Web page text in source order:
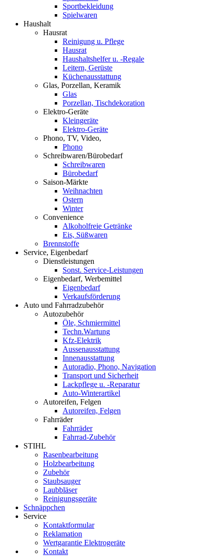
Sportbekleidung
Spielwaren
Haushalt
Hausrat
Reinigung u. Pflege
Hausrat
Haushaltshelfer u. -Regale
Leitern, Gerüste
Küchenausstattung
Glas, Porzellan, Keramik
Glas
Porzellan, Tischdekoration
Elektro-Geräte
Kleingeräte
Elektro-Geräte
Phono, TV, Video,
Phono
Schreibwaren/Bürobedarf
Schreibwaren
Bürobedarf
Saison-Märkte
Weihnachten
Ostern
Winter
Convenience
Alkoholfreie Getränke
Eis, Süßwaren
Brennstoffe
Service, Eigenbedarf
Dienstleistungen
Sonst. Service-Leistungen
Eigenbedarf, Werbemittel
Eigenbedarf
Verkaufsförderung
Auto und Fahrradzubehör
Autozubehör
Öle, Schmiermittel
Techn.Wartung
Kfz-Elektrik
Aussenausstattung
Innenausstattung
Autoradio, Phono, Navigation
Transport und Sicherheit
Lackpflege u. -Reparatur
Auto-Winterartikel
Autoreifen, Felgen
Autoreifen, Felgen
Fahrräder
Fahrräder
Fahrrad-Zubehör
STIHL
Rasenbearbeitung
Holzbearbeitung
Zubehör
Staubsauger
Laubbläser
Reinigungsgeräte
Schnäppchen
Service
Kontaktformular
Reklamation
Wertgarantie Elektrogeräte
Kontakt